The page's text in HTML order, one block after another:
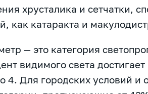
хрусталика и сетчатки,
как катаракта и
— это категория
видимого света
4. Для городских условий и